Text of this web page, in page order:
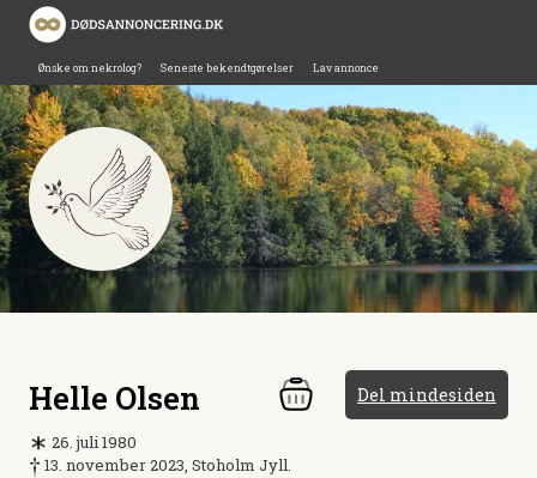
Ønske om nekrolog? Seneste bekendtgørelser Lav annonce
Helle Olsen Del mindesiden
26. juli 1980
13. november 2023, Stoholm Jyll.